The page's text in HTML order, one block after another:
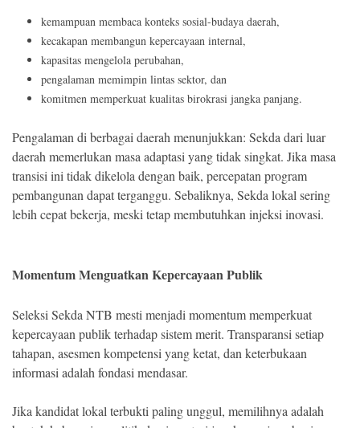
kemampuan membaca konteks sosial-budaya daerah,
kecakapan membangun kepercayaan internal,
kapasitas mengelola perubahan,
pengalaman memimpin lintas sektor, dan
komitmen memperkuat kualitas birokrasi jangka panjang.
Pengalaman di berbagai daerah menunjukkan: Sekda dari luar
daerah memerlukan masa adaptasi yang tidak singkat. Jika masa
transisi ini tidak dikelola dengan baik, percepatan program
pembangunan dapat terganggu. Sebaliknya, Sekda lokal sering
lebih cepat bekerja, meski tetap membutuhkan injeksi inovasi.
Momentum Menguatkan Kepercayaan Publik
Seleksi Sekda NTB mesti menjadi momentum memperkuat
kepercayaan publik terhadap sistem merit. Transparansi setiap
tahapan, asesmen kompetensi yang ketat, dan keterbukaan
informasi adalah fondasi mendasar.
Jika kandidat lokal terbukti paling unggul, memilihnya adalah